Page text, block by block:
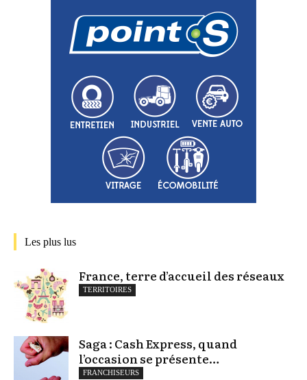
Les plus lus
France, terre d’accueil des réseaux
TERRITOIRES
Saga : Cash Express, quand
l’occasion se présente…
FRANCHISEURS